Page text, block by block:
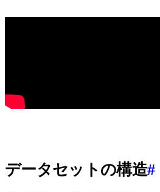
データセットの構造#